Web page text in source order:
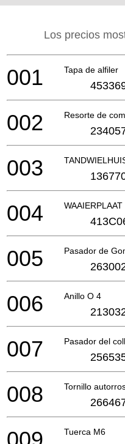
Los precios
Tapa de alfiler
001
Resorte de
002
003
004
Pasador de
005
Anillo O 4
006
Pasador del
007
Tornillo
008
Tuerca M6